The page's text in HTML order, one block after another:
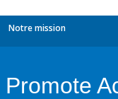
Notre mission
Promote